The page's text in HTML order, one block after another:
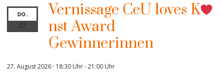
DO.
27
Vernissage CeU loves K
nst Award
Gewinnerinnen
27. August 2026 · 18:30 Uhr-21:00 Uhr